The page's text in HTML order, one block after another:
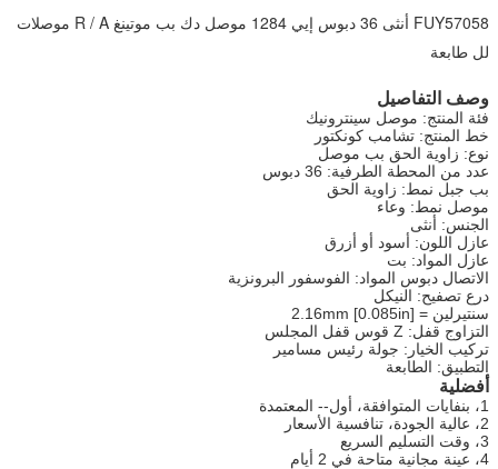
FUY57058 أنثى 36 دبوس إيي 1284 موصل دك بب موتينغ R / A موصلات
لل طابعة
وصف التفاصيل
فئة المنتج: موصل سينترونيك
خط المنتج: تشامب كونكتور
نوع: زاوية الحق بب موصل
عدد من المحطة الطرفية: 36 دبوس
بب جبل نمط: زاوية الحق
موصل نمط: وعاء
الجنس: أنثى
عازل اللون: أسود أو أزرق
عازل المواد: بت
الاتصال دبوس المواد: الفوسفور البرونزية
درع تصفيح: النيكل
سنتيرلين = 2.16mm [0.085in]
التزاوج قفل: Z قوس قفل المجلس
تركيب الخيار: جولة رئيس مسامير
التطبيق: الطابعة
أفضلية
1، بنفايات المتوافقة، أول-- المعتمدة
2، عالية الجودة، تنافسية الأسعار
3، وقت التسليم السريع
4، عينة مجانية متاحة في 2 أيام